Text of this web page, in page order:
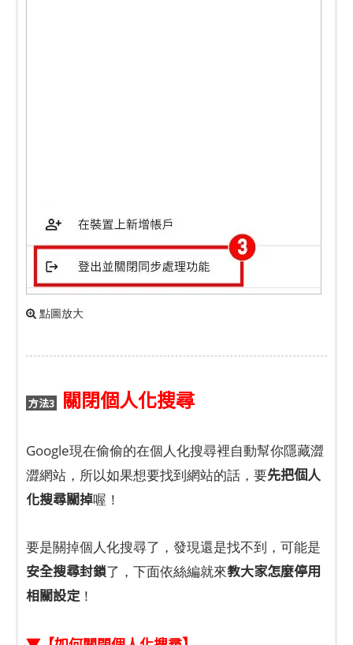
點圖放大
方法3 關閉個人化搜尋
Google現在偷偷的在個人化搜尋裡自動幫你隱藏澀
澀網站，所以如果想要找到網站的話，要先把個人
化搜尋關掉喔！
要是關掉個人化搜尋了，發現還是找不到，可能是
安全搜尋封鎖了，下面依絲編就來教大家怎麼停用
相關設定 ！